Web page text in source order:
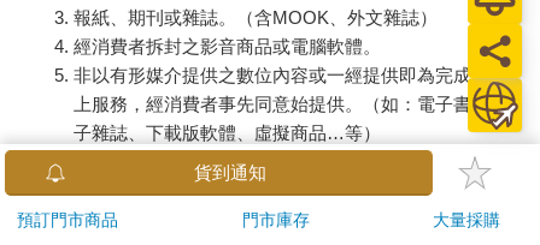
報紙、期刊或雜誌。（含MOOK、外文雜誌）
經消費者拆封之影音商品或電腦軟體。
非以有形媒介提供之數位內容或一經提供即為完成之線
上服務，經消費者事先同意始提供。（如：電子書、電
子雜誌、下載版軟體、虛擬商品…等）
已拆封之個人衛生用品。（如：內衣褲、刮鬍刀、除毛
若非上列種類商品，均享有到貨7天的猶豫期（含例假
貨到通知
預訂門市商品 門市庫存 大量採購